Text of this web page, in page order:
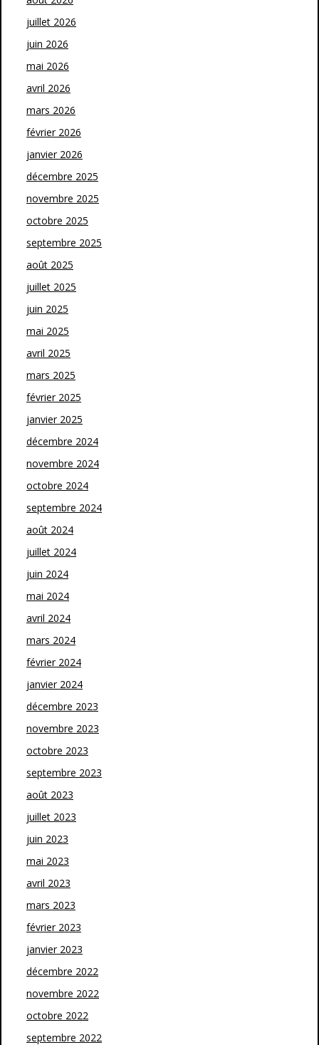
juillet 2026
juin 2026
mai 2026
avril 2026
mars 2026
février 2026
janvier 2026
décembre 2025
novembre 2025
octobre 2025
septembre 2025
août 2025
juillet 2025
juin 2025
mai 2025
avril 2025
mars 2025
février 2025
janvier 2025
décembre 2024
novembre 2024
octobre 2024
septembre 2024
août 2024
juillet 2024
juin 2024
mai 2024
avril 2024
mars 2024
février 2024
janvier 2024
décembre 2023
novembre 2023
octobre 2023
septembre 2023
août 2023
juillet 2023
juin 2023
mai 2023
avril 2023
mars 2023
février 2023
janvier 2023
décembre 2022
novembre 2022
octobre 2022
septembre 2022